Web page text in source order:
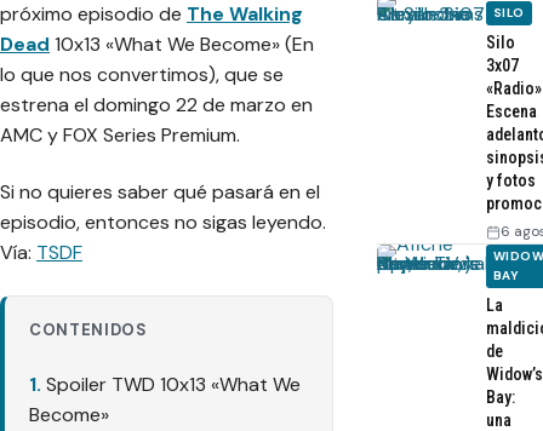
próximo episodio de The Walking
Dead 10x13 «What We Become» (En
lo que nos convertimos), que se
estrena el domingo 22 de marzo en
AMC y FOX Series Premium.
Si no quieres saber qué pasará en el
episodio, entonces no sigas leyendo.
Vía: TSDF
CONTENIDOS
Spoiler TWD 10x13 «What We
Become»
SILO
Silo
3x07
Escena
y fotos
6
BAY
La
de
Widow’s
Bay:
una